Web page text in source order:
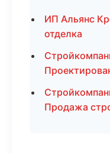
ИП Альянс
отделка
Продажа